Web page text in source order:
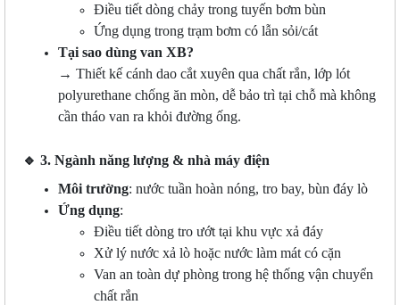
Điều tiết dòng chảy trong tuyến bơm bùn
Ứng dụng trong trạm bơm có lẫn sỏi/cát
Tại sao dùng van XB?
→ Thiết kế cánh dao cắt xuyên qua chất rắn, lớp lót
polyurethane chống ăn mòn, dễ bảo trì tại chỗ mà không
cần tháo van ra khỏi đường ống.
🔹 3. Ngành năng lượng & nhà máy điện
Môi trường: nước tuần hoàn nóng, tro bay, bùn đáy lò
Ứng dụng:
Điều tiết dòng tro ướt tại khu vực xả đáy
Xử lý nước xả lò hoặc nước làm mát có cặn
Van an toàn dự phòng trong hệ thống vận chuyển
chất rắn